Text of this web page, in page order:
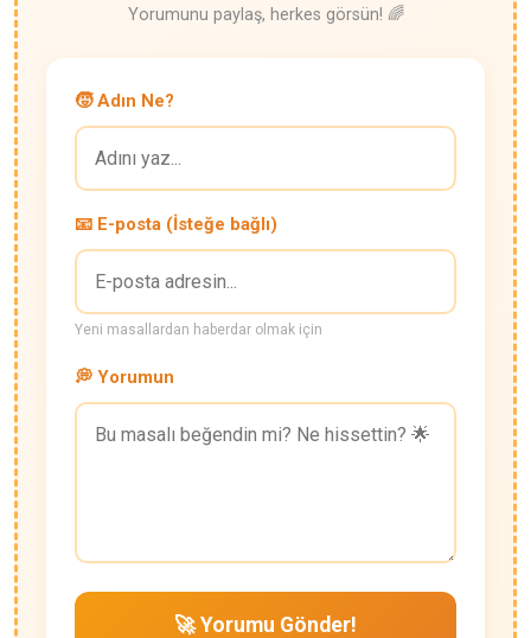
Yorumunu paylaş, herkes görsün! 🌈
🧒 Adın Ne?
📧 E-posta (İsteğe bağlı)
Yeni masallardan haberdar olmak için
💭 Yorumun
🚀 Yorumu Gönder!